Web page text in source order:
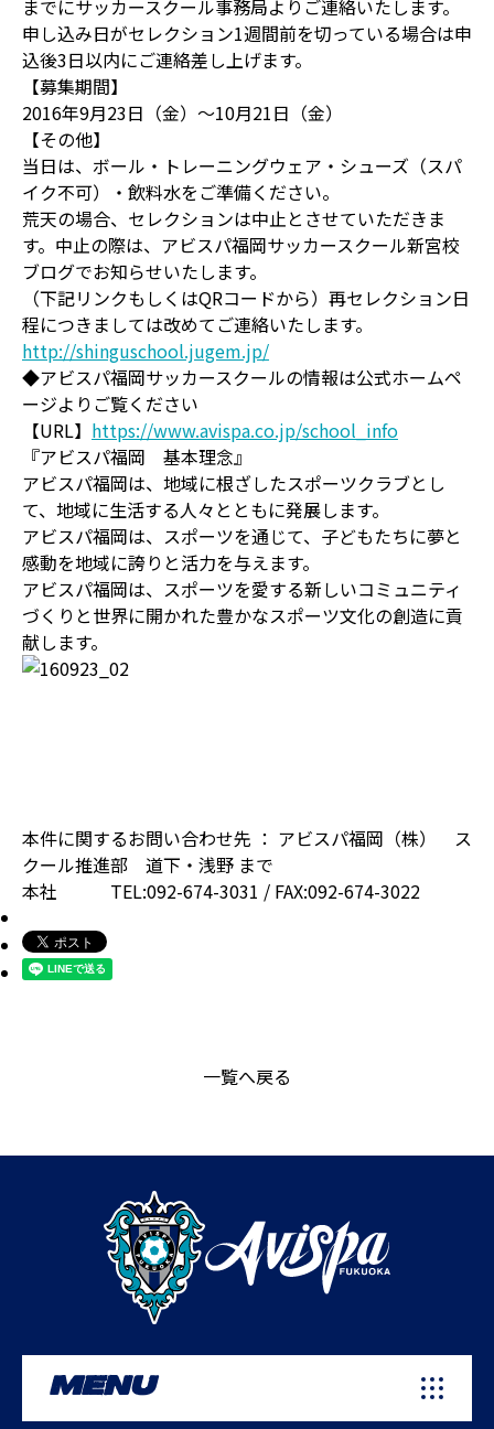
までにサッカースクール事務局よりご連絡いたします。
申し込み日がセレクション1週間前を切っている場合は申
込後3日以内にご連絡差し上げます。
【募集期間】
2016年9月23日（金）～10月21日（金）
【その他】
当日は、ボール・トレーニングウェア・シューズ（スパ
イク不可）・飲料水をご準備ください。
荒天の場合、セレクションは中止とさせていただきま
す。中止の際は、アビスパ福岡サッカースクール新宮校
ブログでお知らせいたします。
（下記リンクもしくはQRコードから）再セレクション日
程につきましては改めてご連絡いたします。
http://shinguschool.jugem.jp/
◆アビスパ福岡サッカースクールの情報は公式ホームペ
ージよりご覧ください
【URL】 https://www.avispa.co.jp/school_info
『アビスパ福岡 基本理念』
アビスパ福岡は、地域に根ざしたスポーツクラブとし
て、地域に生活する人々とともに発展します。
アビスパ福岡は、スポーツを通じて、子どもたちに夢と
感動を地域に誇りと活力を与えます。
アビスパ福岡は、スポーツを愛する新しいコミュニティ
づくりと世界に開かれた豊かなスポーツ文化の創造に貢
献します。
本件に関するお問い合わせ先 ： アビスパ福岡（株） ス
クール推進部 道下・浅野 まで
本社 TEL:092-674-3031 / FAX:092-674-3022
一覧へ戻る
MENU